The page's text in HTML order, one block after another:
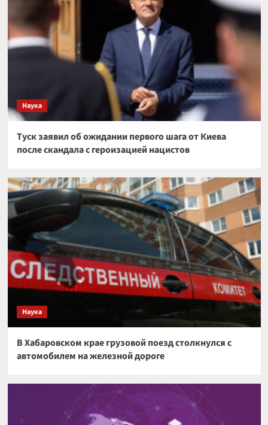
Наука
Туск заявил об ожидании первого шага от Киева
после скандала с героизацией нацистов
Наука
В Хабаровском крае грузовой поезд столкнулся с
автомобилем на железной дороге